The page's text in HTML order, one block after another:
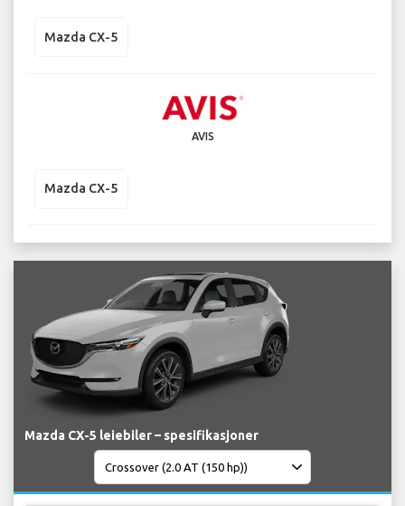
Mazda CX-5
AVIS
Mazda CX-5
Mazda CX-5 leiebiler – spesifikasjoner